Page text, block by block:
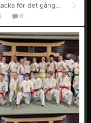
Osu! Med denna julhälsning vill vi varmt tacka för det gångna året och önska Er alla, nära och kära; En riktigt God Jul & Gott Nytt År! För Landvetter Kyokushin Karates styrelse, kommitteér och instruktörer. Shihan Johan Jacobsson
0